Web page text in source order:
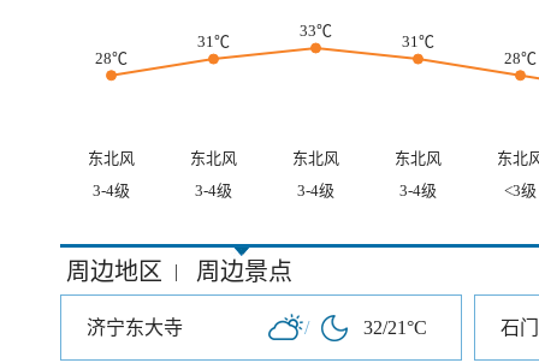
28℃
31℃
33℃
31℃
28℃
东北风 东北风 东北风 东北风
东北
3-4级
3-4级 3-4级 3-4级 <3级
周边地区 | 周边景点
济宁东大寺 / 32/21°C 石